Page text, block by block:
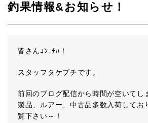
釣果情報&お知らせ！
皆さんｺﾝﾆﾁﾊ！
スタッフタケブチです。
前回のブログ配信から時間が空いてし
製品、ルアー、中古品多数入荷してお
覧下さい～！